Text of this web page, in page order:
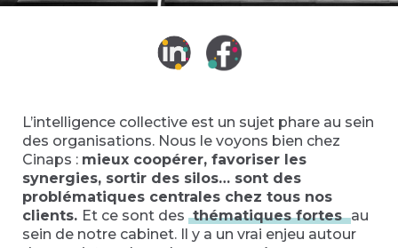
L’intelligence collective est un sujet phare au sein
des organisations. Nous le voyons bien chez
Cinaps : mieux coopérer, favoriser les
synergies, sortir des silos… sont des
problématiques centrales chez tous nos
clients. Et ce sont des thématiques fortes au
sein de notre cabinet. Il y a un vrai enjeu autour